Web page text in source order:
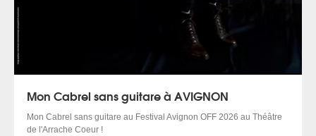
Mon Cabrel sans guitare à AVIGNON
Mon Cabrel sans guitare au Festival Avignon OFF 2026 au Théâtre
de l'Arrache Coeur !